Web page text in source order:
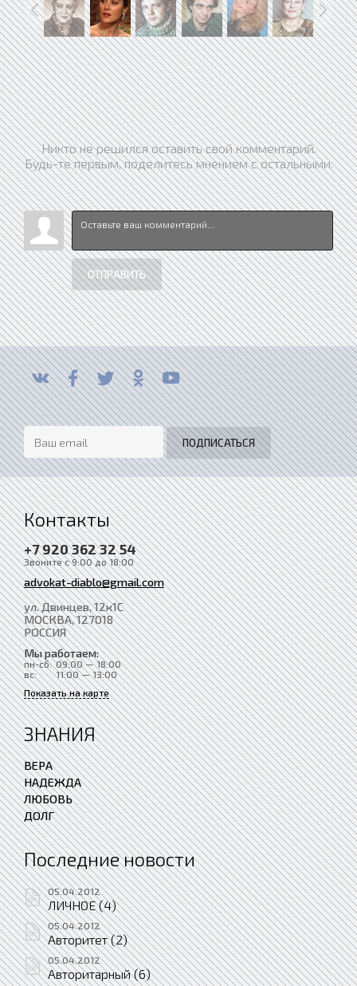
Никто не решился оставить свой комментарий.
Будь-те первым, поделитесь мнением с остальными.
ОТПРАВИТЬ
Контакты
+7 920 362 32 54
Звоните с 9:00 до 18:00
advokat-diablo@gmail.com
ул. Двинцев, 12к1С
МОСКВА, 127018
РОССИЯ
Мы работаем:
пн-сб: 09:00 — 18:00
вс:
11:00 — 13:00
Показать на карте
ЗНАНИЯ
ВЕРА
НАДЕЖДА
ЛЮБОВЬ
ДОЛГ
Последние новости
05.04.2012
ЛИЧНОЕ (4)
05.04.2012
Авторитет (2)
05.04.2012
Авторитарный (6)